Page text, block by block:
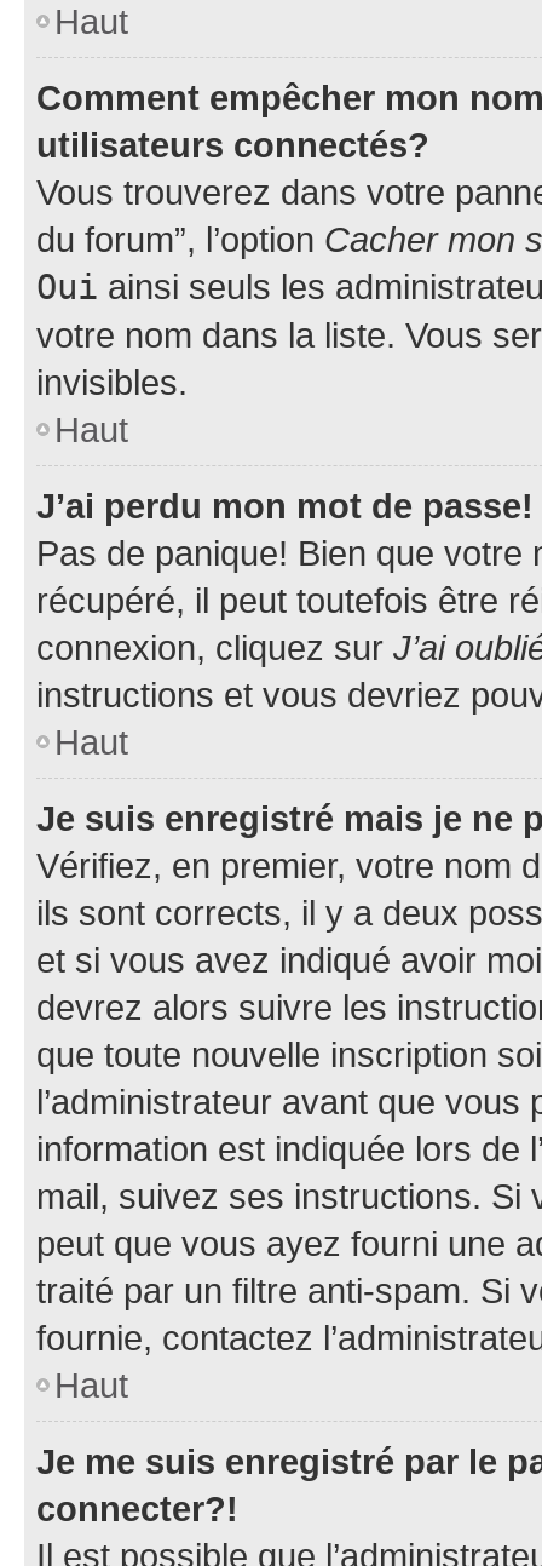
Haut
Comment empêcher mon
utilisateurs connectés?
Vous trouverez dans votre
du forum”, l’option Cacher mon
Oui ainsi seuls les
votre nom dans la liste. Vous
invisibles.
Haut
J’ai perdu mon mot de passe!
Pas de panique! Bien que
récupéré, il peut toutefois être
connexion, cliquez sur J’ai
instructions et vous devriez
Haut
Je suis enregistré mais je ne
Vérifiez, en premier, votre nom
ils sont corrects, il y a deux
et si vous avez indiqué avoir
devrez alors suivre les
que toute nouvelle inscription
l’administrateur avant que
information est indiquée lors de
mail, suivez ses instructions. Si
peut que vous ayez fourni une
traité par un filtre anti-spam. Si
fournie, contactez
Haut
Je me suis enregistré par le
connecter?!
Il est possible que